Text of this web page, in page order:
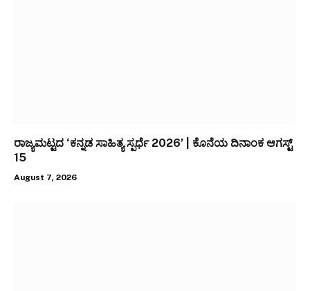
ರಾಜ್ಯಮಟ್ಟದ ‘ಕನ್ನಡ ಸಾಹಿತ್ಯ ಸ್ಪರ್ಧೆ 2026’ | ಕೊನೆಯ ದಿನಾಂಕ ಆಗಸ್ಟ್
15
August 7, 2026